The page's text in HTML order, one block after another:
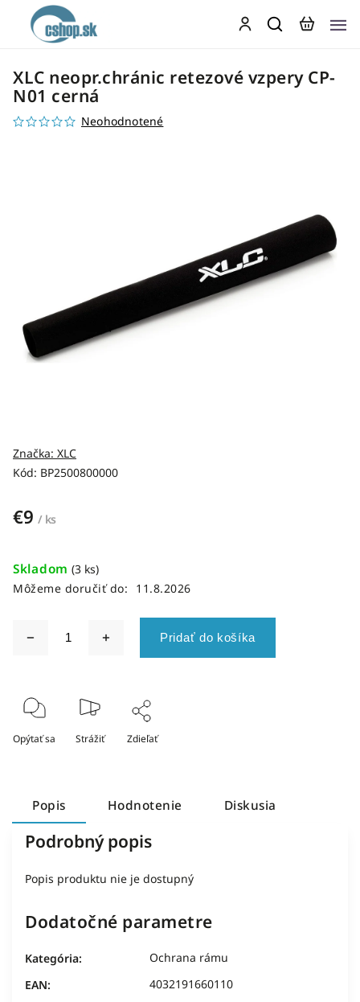
XLC neopr.chránic retezové vzpery CP-
N01 cerná
Neohodnotené
Kód: BP2500800000
Značka: XLC
€9 / ks
Skladom (3 ks)
Môžeme doručiť do:
11.8.2026
Pridať do košíka
Opýtať sa Strážiť Zdieľať
Popis Hodnotenie Diskusia
Podrobný popis
Popis produktu nie je dostupný
Dodatočné parametre
Kategória:
Ochrana rámu
EAN: 4032191660110